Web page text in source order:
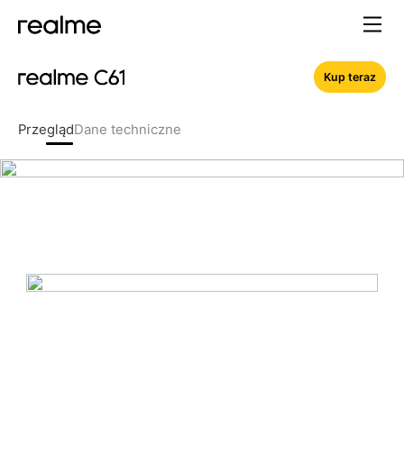
PrzeglądDane techniczne
Kup teraz